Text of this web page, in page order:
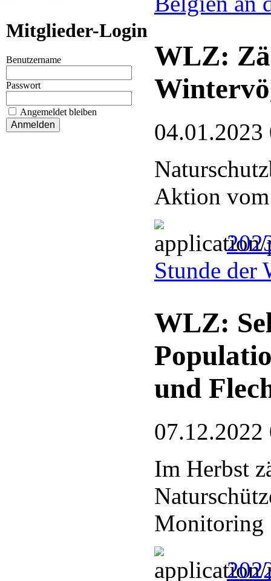
Mitglieder-Login
Benutzername
Passwort
Angemeldet bleiben
WLZ:
04.01.2023
Aktion vom
Stunde der
WLZ:
und
07.12.2022
Im Herbst
Monitoring